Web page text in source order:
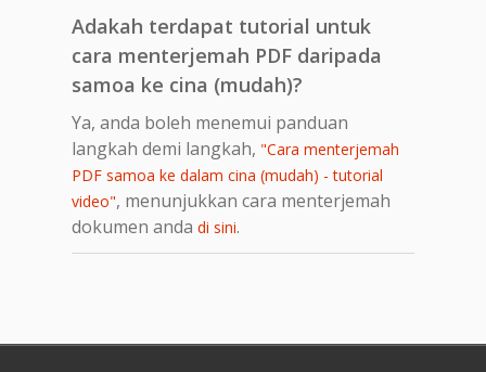
Adakah terdapat tutorial untuk
cara menterjemah PDF daripada
samoa ke cina (mudah)?
Ya, anda boleh menemui panduan
langkah demi langkah, "Cara menterjemah
PDF samoa ke dalam cina (mudah) - tutorial
video", menunjukkan cara menterjemah
dokumen anda di sini.